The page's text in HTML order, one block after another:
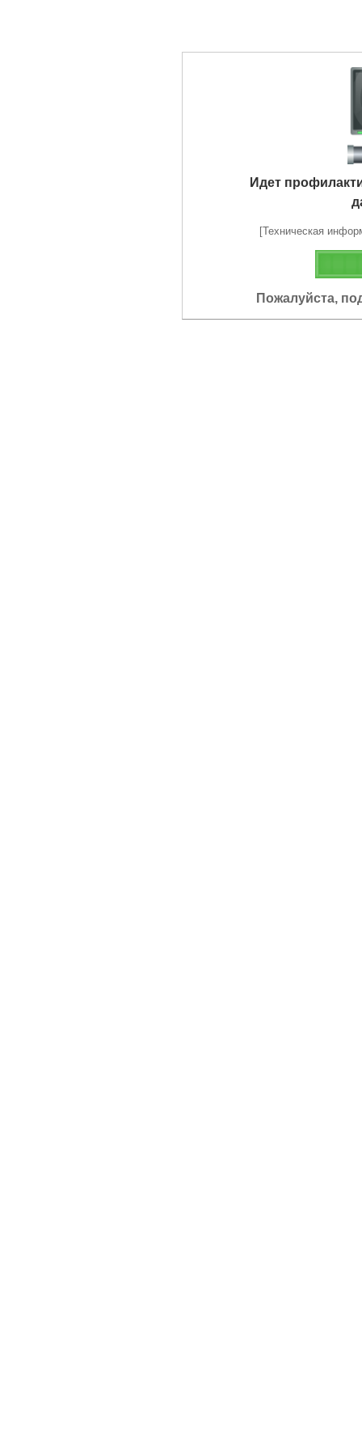
Идет
[Техническая
Пожалуйста,